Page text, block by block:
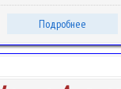
Подробнее